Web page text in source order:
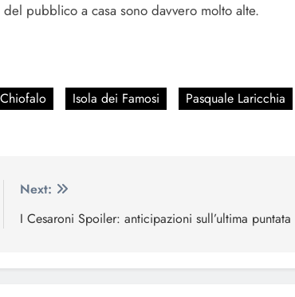
pubblico a casa sono davvero molto alte.
Isola dei Famosi
Pasquale Laricchia
Next:
I Cesaroni Spoiler: anticipazioni sull’ultima puntata